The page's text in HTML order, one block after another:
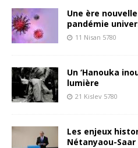
Une ère
pandémie
11 Nisan 5780
Un ‘Hanouka
lumière
21 Kislev 5780
Les enjeux
Nétanyaou-Saar